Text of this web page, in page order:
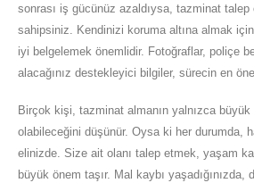
sonrası iş gücünüz azaldıysa, tazminat talep
sahipsiniz. Kendinizi koruma altına almak
iyi belgelemek önemlidir. Fotoğraflar, poliçe
alacağınız destekleyici bilgiler, sürecin en
Birçok kişi, tazminat almanın yalnızca
olabileceğini düşünür. Oysa ki her durumda,
elinizde. Size ait olanı talep etmek, yaşam
büyük önem taşır. Mal kaybı yaşadığınızda,